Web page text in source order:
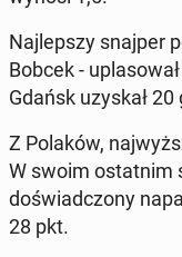
Na­jlep­szy snajper
Bobcek -
Gdańsk uzyskał
Z Polaków,
W swoim os­tat­nim
doświad­c­zony
28 pkt.